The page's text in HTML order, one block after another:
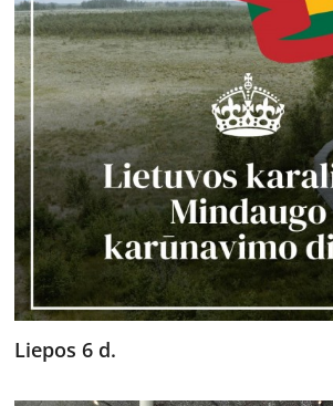
Liepos 6 d.